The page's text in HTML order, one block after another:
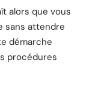
alors que vous
sans attendre
démarche
procédures